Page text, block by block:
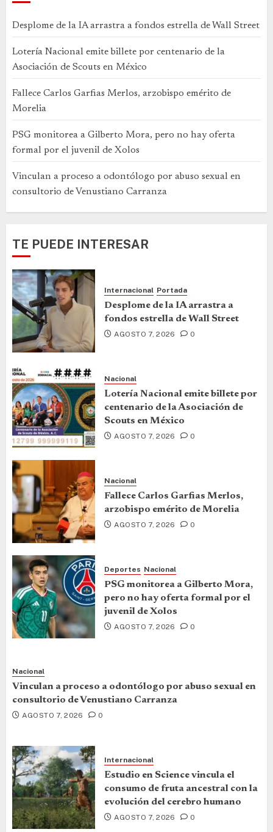
Desplome de la IA arrastra a fondos estrella de Wall Street
Lotería Nacional emite billete por centenario de la
Asociación de Scouts en México
Fallece Carlos Garfias Merlos, arzobispo emérito de
Morelia
PSG monitorea a Gilberto Mora, pero no hay oferta
formal por el juvenil de Xolos
Vinculan a proceso a odontólogo por abuso sexual en
consultorio de Venustiano Carranza
TE PUEDE INTERESAR
Internacional Portada
Desplome de la IA arrastra a
fondos estrella de Wall Street
AGOSTO 7, 2026 0
Nacional
Lotería Nacional emite billete por
centenario de la Asociación de
Scouts en México
AGOSTO 7, 2026 0
Nacional
Fallece Carlos Garfias Merlos,
arzobispo emérito de Morelia
AGOSTO 7, 2026 0
Deportes Nacional
PSG monitorea a Gilberto Mora,
pero no hay oferta formal por el
juvenil de Xolos
AGOSTO 7, 2026 0
Nacional
Vinculan a proceso a odontólogo por abuso sexual en
consultorio de Venustiano Carranza
AGOSTO 7, 2026 0
Internacional
Estudio en Science vincula el
consumo de fruta ancestral con la
evolución del cerebro humano
AGOSTO 7, 2026 0